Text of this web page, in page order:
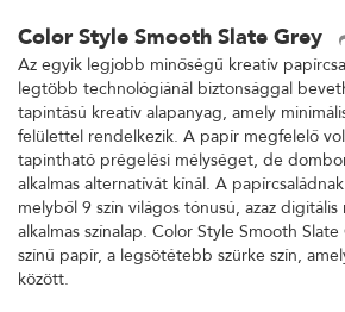
Color Style Smooth Slate Grey
Az egyik legjobb minőségű kreatív
legtöbb technológiánál biztonsággal
tapintású kreatív alapanyag, amely
felülettel rendelkezik. A papír megfelelő
tapintható prégelési mélységet, de
alkalmas alternatívát kínál. A
melyből 9 szín világos tónusú, azaz digitális
alkalmas színalap. Color Style Smooth
színű papír, a legsötétebb szürke szín,
között.